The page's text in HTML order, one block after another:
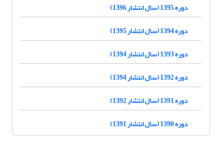
دوره 1395 (سال انتشار 1396)
دوره 1394 (سال انتشار 1395)
دوره 1393 (سال انتشار 1394)
دوره 1392 (سال انتشار 1394)
دوره 1391 (سال انتشار 1392)
دوره 1390 (سال انتشار 1391)